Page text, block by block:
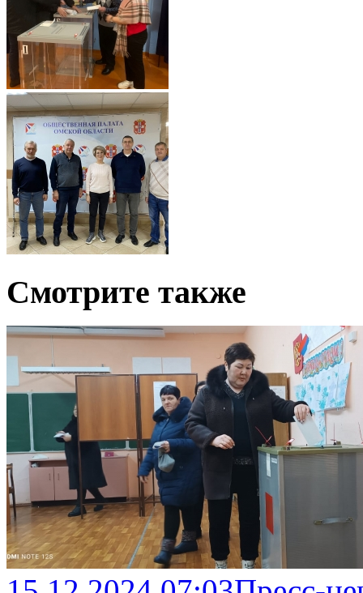
Смотрите также